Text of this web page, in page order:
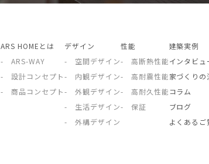
ARS HOMEとは
- ARS-WAY
- 設計コンセプト
- 商品コンセプト
デザイン
- 空間デザイン
- 内観デザイン
- 外観デザイン
- 生活デザイン
- 外構デザイン
性能
- 高断熱性能
- 高耐震性能
- 高耐久性能
- 保証
建築実例
インタビュ
家づくりの
コラム
ブログ
よくあるご